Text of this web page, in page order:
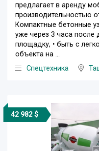
предлагает в аренду
производительностью
Компактные бетонные
уже через 3 часа после
площадку, • быть с
объекта на ...
Спецтехника
42 982 $